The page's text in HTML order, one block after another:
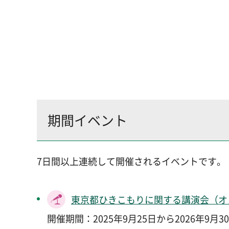
期間イベント
7日間以上連続して開催されるイベントです。
東京都ひきこもりに関する講演会（オ
開催期間：2025年9月25日から2026年9月